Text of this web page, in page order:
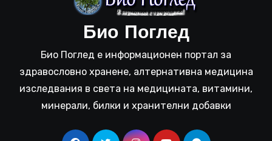
Био Поглед
Био Поглед е информационен портал за
здравословно хранене, алтернативна медицина
изследвания в света на медицината, витамини,
минерали, билки и хранителни добавки